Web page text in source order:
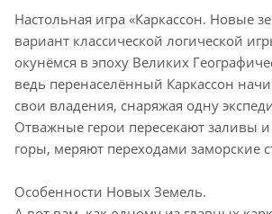
Настольная игра «Каркассон. Новые
вариант классической логической
окунёмся в эпоху Великих
ведь перенаселённый Каркассон
свои владения, снаряжая одну
Отважные герои пересекают заливы
горы, меряют переходами заморские
Особенности Новых Земель.